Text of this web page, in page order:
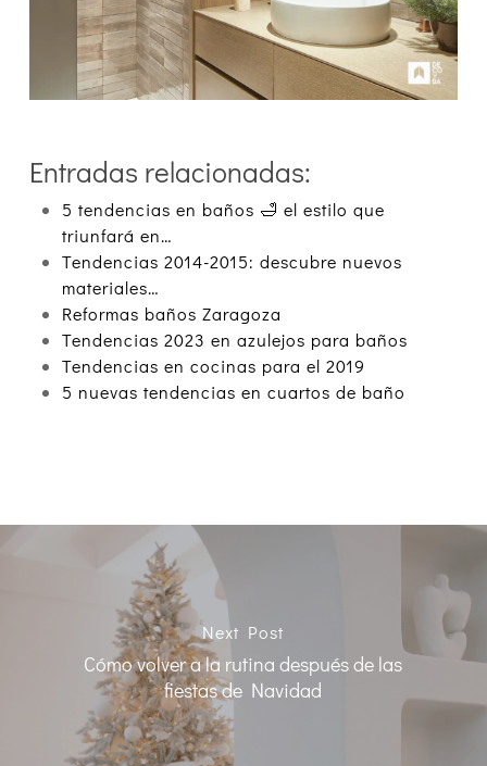
Entradas relacionadas:
5 tendencias en baños 🛁 el estilo que
triunfará en…
Tendencias 2014-2015: descubre nuevos
materiales…
Reformas baños Zaragoza
Tendencias 2023 en azulejos para baños
Tendencias en cocinas para el 2019
5 nuevas tendencias en cuartos de baño
Next Post
Cómo volver a la rutina después de las
fiestas de Navidad